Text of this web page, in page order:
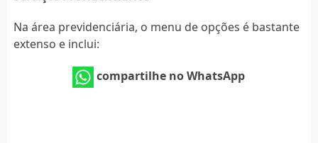
Na área previdenciária, o menu de opções é bastante
extenso e inclui:
compartilhe no WhatsApp